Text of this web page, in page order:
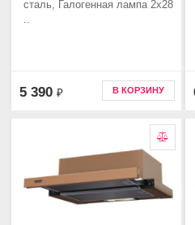
сталь, Галогенная лампа 2x28
..
5 390 ₽ В КОРЗИНУ